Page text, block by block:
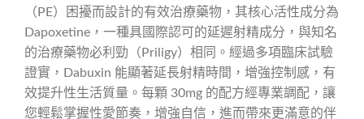
（PE）困擾而設計的有效治療藥物，其核心活性成分為
Dapoxetine，一種具國際認可的延遲射精成分，與知名
的治療藥物必利勁（Priligy）相同。經過多項臨床試驗
證實，Dabuxin 能顯著延長射精時間，增強控制感，有
效提升性生活質量。每顆 30mg 的配方經專業調配，讓
您輕鬆掌握性愛節奏，增強自信，進而帶來更滿意的伴